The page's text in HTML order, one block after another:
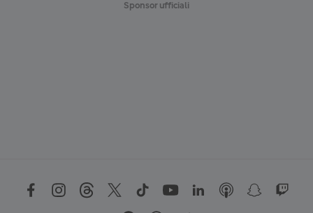
Sponsor ufficiali